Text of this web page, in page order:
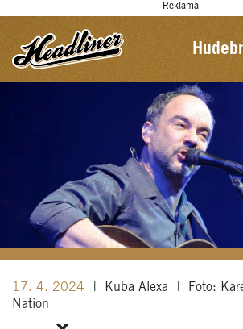
Reklama
17. 4. 2024 Kuba Alexa
Foto:
Nation